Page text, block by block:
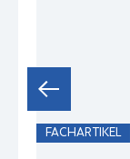
FACHARTIKEL